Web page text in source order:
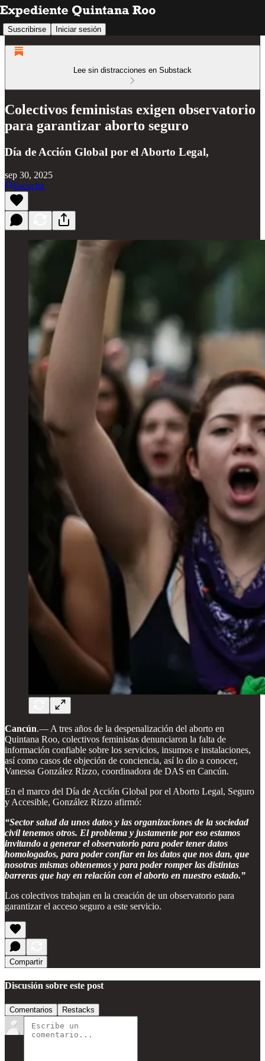
Suscribirse Iniciar sesión
Lee sin distracciones en Substack
Colectivos feministas exigen observatorio
para garantizar aborto seguro
Día de Acción Global por el Aborto Legal,
sep 30, 2025
Escucha
Cancún.— A tres años de la despenalización del aborto en
Quintana Roo, colectivos feministas denunciaron la falta de
información confiable sobre los servicios, insumos e instalaciones,
así como casos de objeción de conciencia, así lo dio a conocer,
Vanessa González Rizzo, coordinadora de DAS en Cancún.
En el marco del Día de Acción Global por el Aborto Legal, Seguro
y Accesible, González Rizzo afirmó:
“Sector salud da unos datos y las organizaciones de la sociedad
civil tenemos otros. El problema y justamente por eso estamos
invitando a generar el observatorio para poder tener datos
homologados, para poder confiar en los datos que nos dan, que
nosotras mismas obtenemos y para poder romper las distintas
barreras que hay en relación con el aborto en nuestro estado.”
Los colectivos trabajan en la creación de un observatorio para
garantizar el acceso seguro a este servicio.
Compartir
Discusión sobre este post
Comentarios Restacks